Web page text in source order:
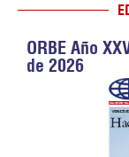
ORBE Año
de 2026